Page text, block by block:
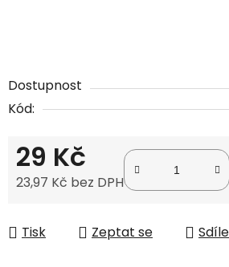
Dostupnost
Kód:
29 Kč
23,97 Kč bez DPH
Tisk Zeptat se